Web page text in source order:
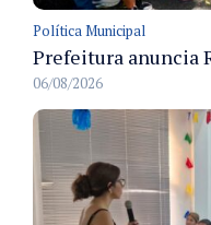
Política Municipal
06/08/2026